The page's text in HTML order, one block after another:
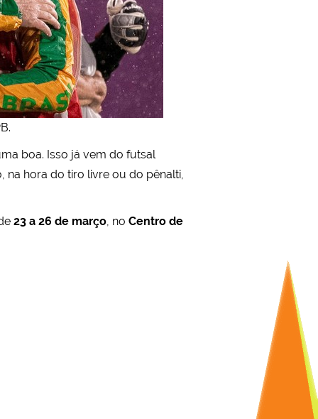
boa. Isso já vem do futsal
na hora do tiro livre ou do pênalti,
23 a 26 de março, no Centro de